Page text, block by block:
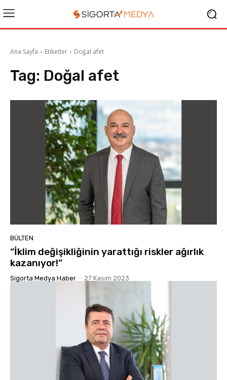
Ana Sayfa Etiketler Doğal afet
Tag: Doğal afet
BÜLTEN
“İklim değişikliğinin yarattığı riskler ağırlık
kazanıyor!”
Sigorta Medya Haber - 27 Kasım 2023